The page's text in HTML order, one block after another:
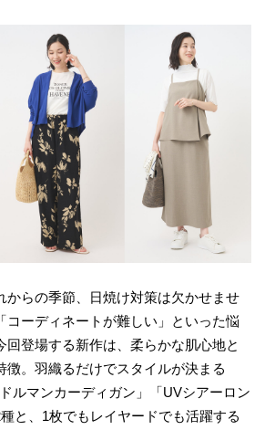
からの季節、日焼け対策は欠かせませ
コーディネートが難しい」といった悩
回登場する新作は、柔らかな肌心地と
徴。羽織るだけでスタイルが決まる
ルマンカーディガン」「UVシアーロン
と、1枚でもレイヤードでも活躍する